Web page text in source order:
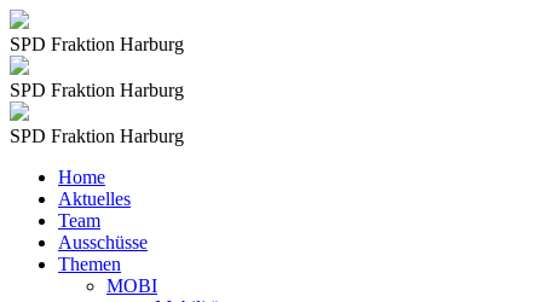
SPD Fraktion Harburg
SPD Fraktion Harburg
SPD Fraktion Harburg
Home
Aktuelles
Team
Ausschüsse
Themen
MOBI